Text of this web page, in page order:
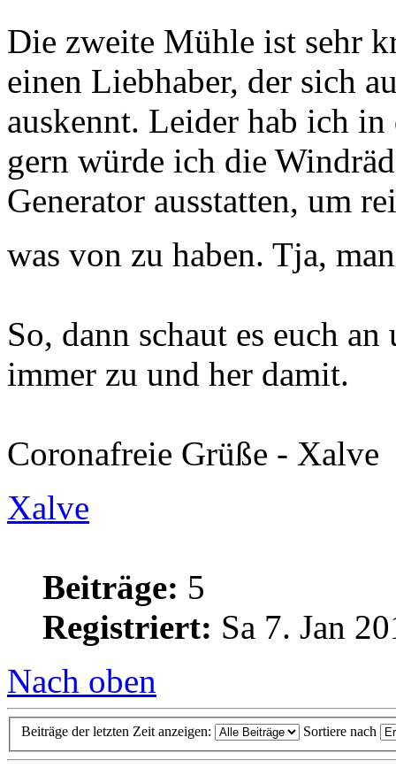
Die zweite Mühle ist sehr
einen Liebhaber, der sich
auskennt. Leider hab ich
gern würde ich die
Generator ausstatten, um
was von zu haben. Tja,
So, dann schaut es euch
immer zu und her damit.
Coronafreie Grüße - Xalve
Xalve
Beiträge: 5
Registriert: Sa 7. Jan
Nach oben
Beiträge der letzten Zeit anzeigen: Sortiere nach